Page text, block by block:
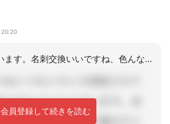
ありがとうございます。名刺交換いいですね、色んな名刺見ていたい。オンラインだと終
会員登録して続きを読む